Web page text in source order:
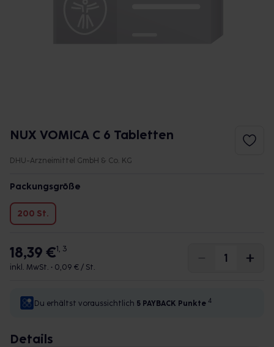
NUX VOMICA C 6 Tabletten
DHU-Arzneimittel GmbH & Co. KG
Packungsgröße
200 St.
18,39 €1, 3
inkl. MwSt. • 0,09 € / St.
Du erhältst voraussichtlich 5 PAYBACK Punkte 4
Details